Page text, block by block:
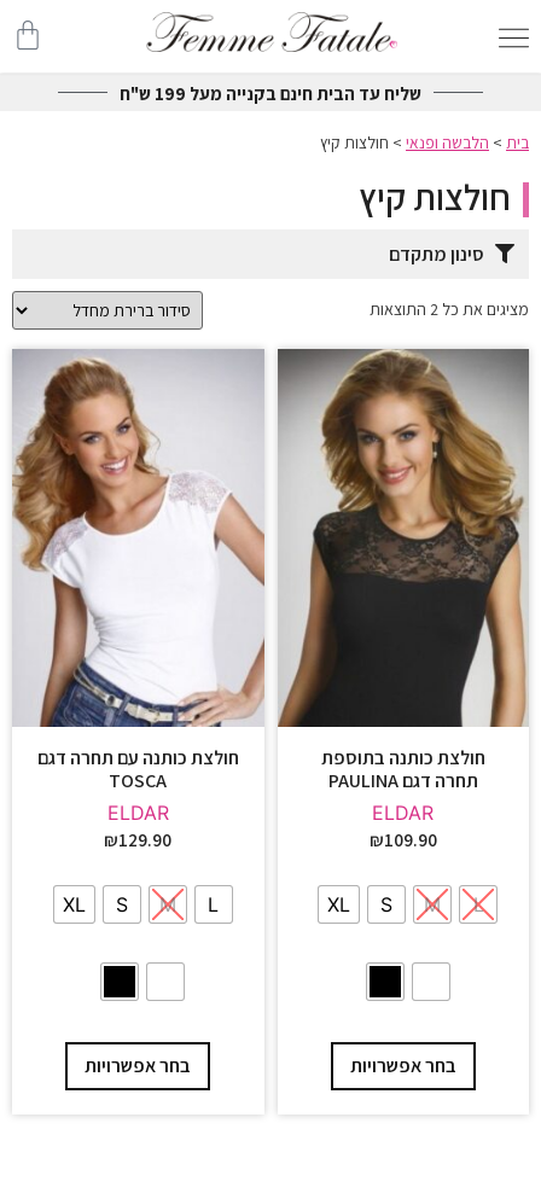
שליח עד הבית חינם בקנייה מעל 199 ש"ח
בית > הלבשה ופנאי > חולצות קיץ
חולצות קיץ
סינון מתקדם
מציגים את כל ⁦2⁩ התוצאות
חולצת כותנה בתוספת
תחרה דגם PAULINA
ELDAR
₪109.90
L
M
S
XL
בחר אפשרויות
חולצת כותנה עם תחרה דגם
TOSCA
ELDAR
₪129.90
L
M
S
XL
בחר אפשרויות